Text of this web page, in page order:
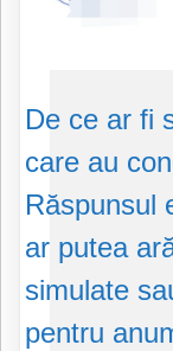
De ce ar fi
care au
Răspunsul
ar putea
simulate
pentru